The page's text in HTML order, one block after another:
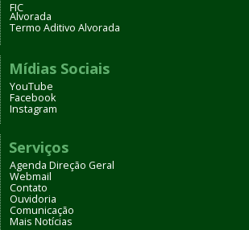
FIC
Alvorada
Termo Aditivo Alvorada
Mídias Sociais
YouTube
Facebook
Instagram
Serviços
Agenda Direção Geral
Webmail
Contato
Ouvidoria
Comunicação
Mais Notícias